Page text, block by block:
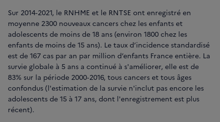
Sur 2014‐2021, le RNHME et le RNTSE ont enregistré en
moyenne 2300 nouveaux cancers chez les enfants et
adolescents de moins de 18 ans (environ 1800 chez les
enfants de moins de 15 ans). Le taux d’incidence standardisé
est de 167 cas par an par million d’enfants France entière. La
survie globale à 5 ans a continué à s'améliorer, elle est de
83% sur la période 2000‐2016, tous cancers et tous âges
confondus (l'estimation de la survie n'inclut pas encore les
adolescents de 15 à 17 ans, dont l'enregistrement est plus
récent).